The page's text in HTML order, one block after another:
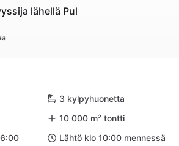
lähellä Pul
3 kylpyhuonetta
10 000 m² tontti
Lähtö klo 10:00 mennessä